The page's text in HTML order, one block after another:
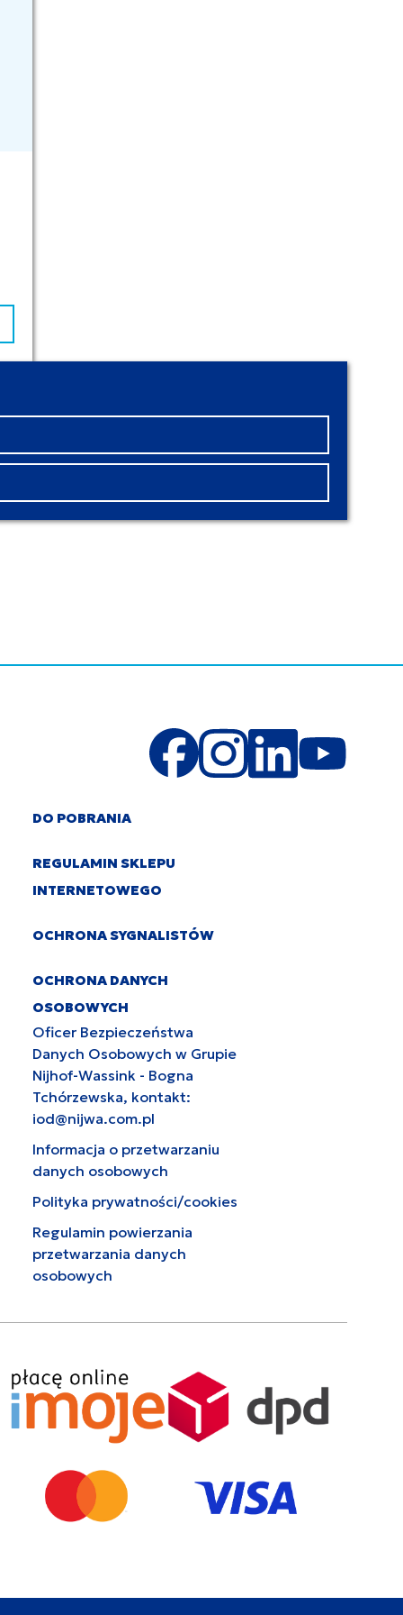
DO POBRANIA
REGULAMIN SKLEPU
INTERNETOWEGO
OCHRONA SYGNALISTÓW
OCHRONA DANYCH
OSOBOWYCH
Oficer Bezpieczeństwa
Danych Osobowych w Grupie
Nijhof-Wassink - Bogna
Tchórzewska, kontakt:
iod@nijwa.com.pl
Informacja o przetwarzaniu
danych osobowych
Polityka prywatności/cookies
Regulamin powierzania
przetwarzania danych
osobowych